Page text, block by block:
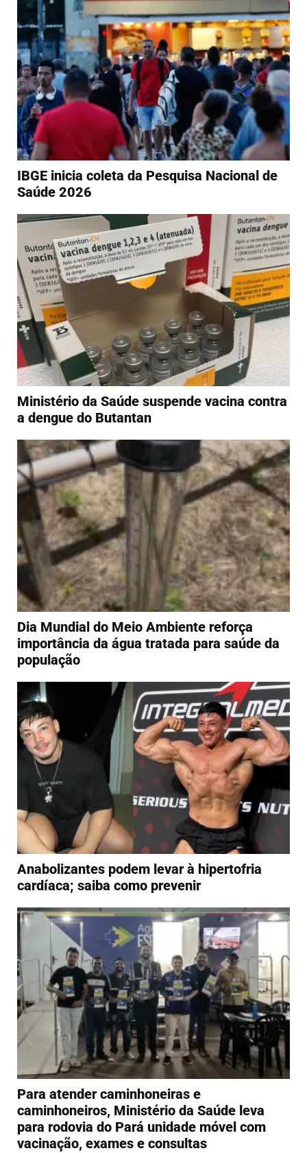
IBGE inicia coleta da Pesquisa Nacional de
Saúde 2026
Ministério da Saúde suspende vacina contra
a dengue do Butantan
Dia Mundial do Meio Ambiente reforça
importância da água tratada para saúde da
população
Anabolizantes podem levar à hipertofria
cardíaca; saiba como prevenir
Para atender caminhoneiras e
caminhoneiros, Ministério da Saúde leva
para rodovia do Pará unidade móvel com
vacinação, exames e consultas